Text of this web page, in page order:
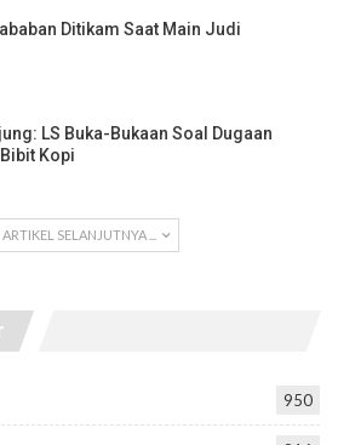
Ditikam Saat Main Judi
LS Buka-Bukaan Soal Dugaan
Kopi
SELANJUTNYA ...
950